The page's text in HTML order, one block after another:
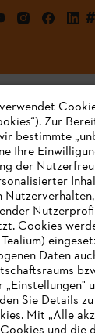
Fragen
Zur
bestimmte
Ihre
der
Cookies
Daten
Sie Details
Mit „Alle